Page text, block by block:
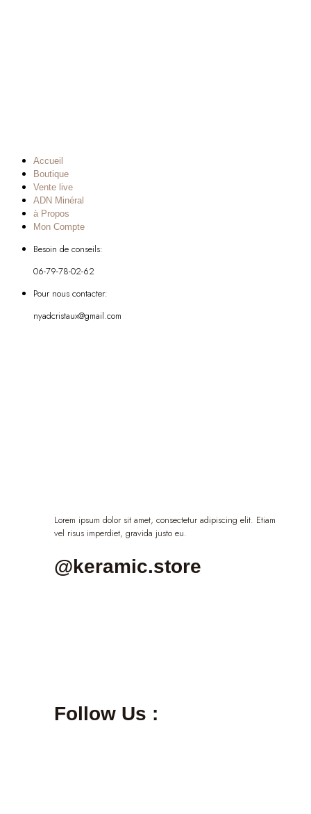
Accueil
Boutique
Vente live
ADN Minéral
à Propos
Mon Compte
Besoin de conseils:
06-79-78-02-62
Pour nous contacter:
nyadcristaux@gmail.com
Lorem ipsum dolor sit amet, consectetur adipiscing elit. Etiam
vel risus imperdiet, gravida justo eu.
@keramic.store
Follow Us :